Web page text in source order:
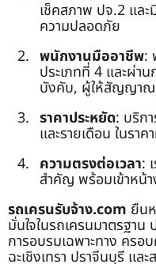
เช็คสภาพ ปจ.2 แล
ความปลอดภัย
พนักงานมืออาชีพ:
ประเภทที่ 4 และผ่า
บังคับ, ผู้ให้สัญญาณ
ราคาประหยัด: บริก
และรายเดือน ในรา
ความตรงต่อเวลา:
สำคัญ พร้อมเข้าหน้
รถเครนรับจ้าง.com ยืน
มั่นใจในรถเครนมาตรฐา
การอบรมเฉพาะทาง คร
ฉะเชิงเทรา ปราจีนบุรี และ